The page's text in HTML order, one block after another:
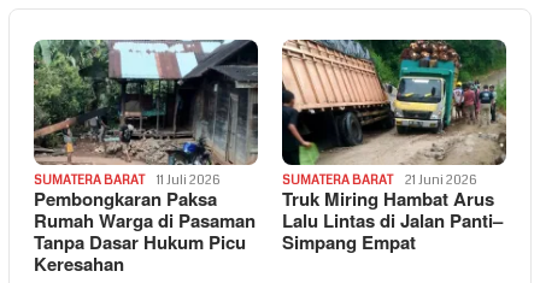
SUMATERA BARAT 11 Juli 2026
Pembongkaran Paksa
Rumah Warga di Pasaman
Tanpa Dasar Hukum Picu
Keresahan
SUMATERA BARAT 21 Juni 2026
Truk Miring Hambat Arus
Lalu Lintas di Jalan Panti–
Simpang Empat